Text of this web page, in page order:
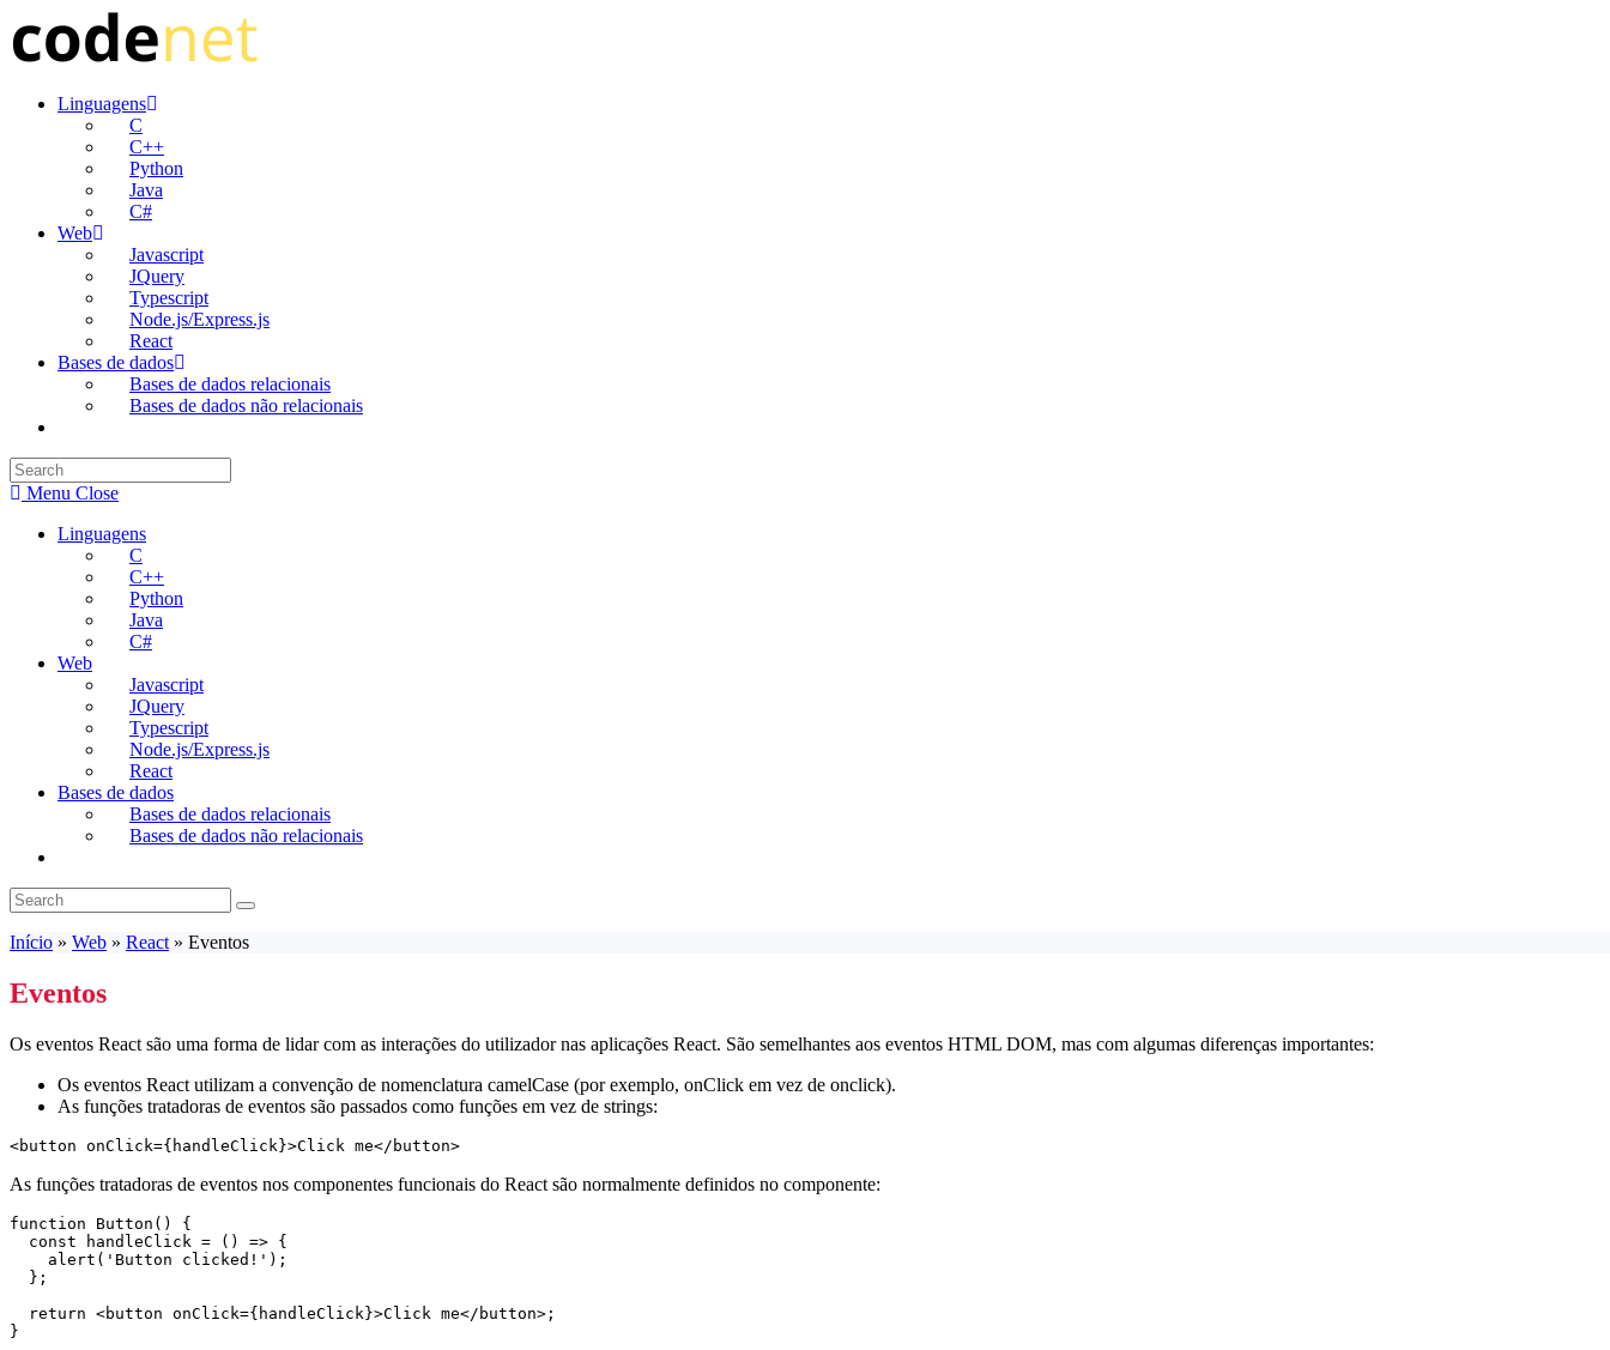
to
content
Linguagens
C
C++
Python
Java
C#
Web
Javascript
JQuery
Typescript
Node.js/Express.js
React
Bases de dados
Bases de dados relacionais
Bases de dados não relacionais
search
Menu Close
Linguagens
C
C++
Python
Java
C#
Web
Javascript
JQuery
Typescript
Node.js/Express.js
React
Bases de dados
Bases de dados relacionais
Bases de dados não relacionais
search
Início » Web » React » Eventos
Eventos
Os eventos React são uma forma de lidar com as interações do utilizador nas aplicações React. São semelhantes aos eventos HTML DOM, mas com algumas diferenças importantes:
Os eventos React utilizam a convenção de nomenclatura camelCase (por exemplo, onClick em vez de onclick).
As funções tratadoras de eventos são passados ​​como funções em vez de strings:
<button onClick={handleClick}>Click me</button>
As funções tratadoras de eventos nos componentes funcionais do React são normalmente definidos no componente:
function Button() {
}